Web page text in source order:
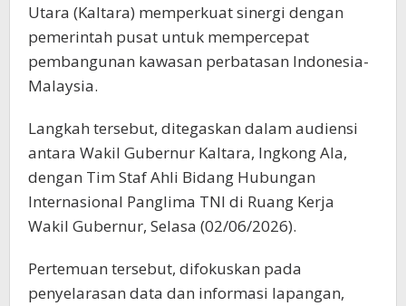
Utara (Kaltara) memperkuat sinergi dengan
pemerintah pusat untuk mempercepat
pembangunan kawasan perbatasan Indonesia-
Malaysia.
Langkah tersebut, ditegaskan dalam audiensi
antara Wakil Gubernur Kaltara, Ingkong Ala,
dengan Tim Staf Ahli Bidang Hubungan
Internasional Panglima TNI di Ruang Kerja
Wakil Gubernur, Selasa (02/06/2026).
Pertemuan tersebut, difokuskan pada
penyelarasan data dan informasi lapangan,